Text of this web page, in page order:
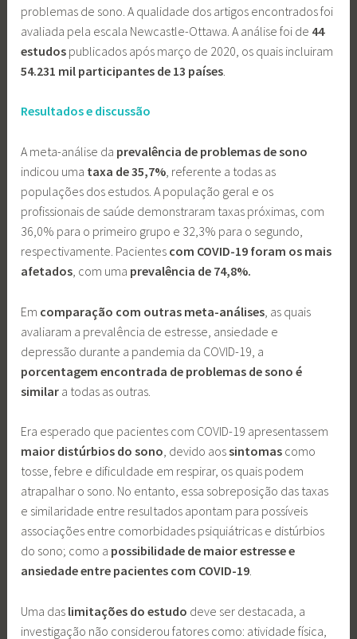
problemas de sono. A qualidade dos artigos encontrados foi
avaliada pela escala Newcastle-Ottawa. A análise foi de 44
estudos publicados após março de 2020, os quais incluiram
54.231 mil participantes de 13 países
Resultados e discussão
A meta-análise da prevalência de problemas de sono
indicou uma taxa de 35,7%, referente a todas as
populações dos estudos. A população geral e os
profissionais de saúde demonstraram taxas próximas, com
36,0% para o primeiro grupo e 32,3% para o segundo,
respectivamente. Pacientes com COVID-19 foram os mais
afetados, com uma prevalência de 74,8%.
Em comparação com outras meta-análises , as quais
avaliaram a prevalência de estresse, ansiedade e
depressão durante a pandemia da COVID-19, a
porcentagem encontrada de problemas de sono é
similar a todas as outras.
Era esperado que pacientes com COVID-19 apresentassem
maior distúrbios do sono, devido aossintomas como
tosse, febre e dificuldade em respirar, os quais podem
atrapalhar o sono. No entanto, essa sobreposição das taxas
e similaridade entre resultados apontam para possíveis
associações entre comorbidades psiquiátricas e distúrbios
do sono; como a possibilidade de maior estresse e
ansiedade entre pacientes com COVID-19.
Uma das limitações do estudo deve ser destacada, a
investigação não considerou fatores como: atividade física,